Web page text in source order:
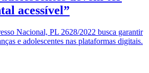
acessível”
Nacional, PL 2628/2022 busca garantir
e adolescentes nas plataformas digitais.